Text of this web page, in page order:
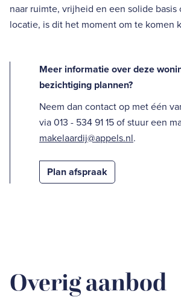
naar ruimte, vrijheid en een solide basis
locatie, is dit het moment om te komen
Meer informatie over deze
bezichtiging plannen?
Neem dan contact op met één
via 013 - 534 91 15 of stuur een
makelaardij@appels.nl.
Plan afspraak
Overig aanbod